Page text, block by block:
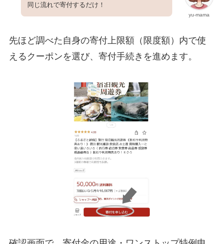
yu-mama
同じ流れで寄付するだけ！
先ほど調べた自身の寄付上限額（限度額）内で使
えるクーポンを選び、寄付手続きを進めます。